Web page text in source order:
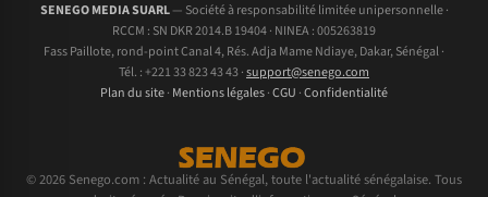
SENEGO MEDIA SUARL— Société à responsabilité limitée unipersonnelle ·
RCCM : SN DKR 2014.B 19404 · NINEA : 005263819
Fass Paillote, rond-point Canal 4, Rés. Adja Mame Ndiaye, Dakar, Sénégal ·
Tél. : +221 33 823 43 43 ·support@senego.com
Plan du site· Mentions légales·CGU ·Confidentialité
© 2026 Senego.com : Actualité au Sénégal, toute l'actualité sénégalaise. Tous